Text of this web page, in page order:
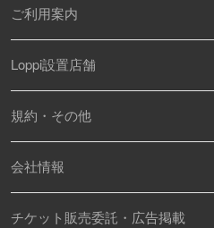
ご利用案内
Loppi設置店舗
規約・その他
会社情報
チケット販売委託・広告掲載